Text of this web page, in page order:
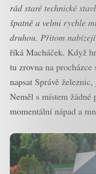
rád staré technické
špatně a velmi rychle
druhou. Přitom
říká Macháček. Když
tu zrovna na
napsat Správě
Neměl s místem žádné
momentální nápad a